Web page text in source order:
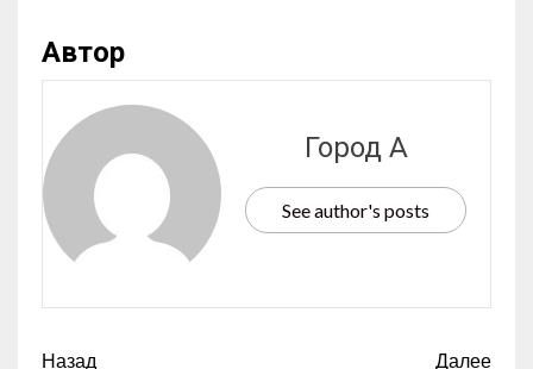
Автор
Город А
See author's posts
Назад Далее